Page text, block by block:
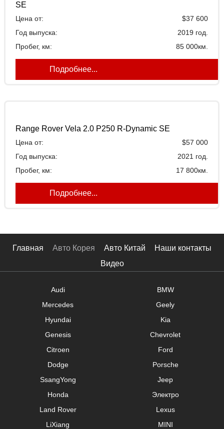
SE
Цена от:
$37 600
Год выпуска:
2019 год.
Пробег, км:
85 000км.
Подробнее...
Range Rover Vela 2.0 P250 R-Dynamic SE
Цена от:
$57 000
Год выпуска:
2021 год.
Пробег, км:
17 800км.
Подробнее...
Главная Авто Корея Авто Китай
Наши контакты
Видео
Audi
BMW
Mercedes
Geely
Hyundai
Kia
Genesis
Chevrolet
Citroen
Ford
Dodge
Porsche
SsangYong
Jeep
Honda
Электро
Land Rover
Lexus
LiXiang
MINI